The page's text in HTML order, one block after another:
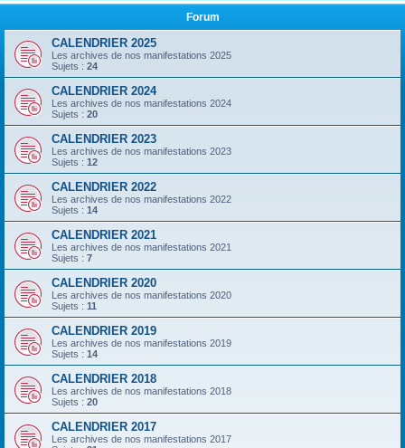
Forum
CALENDRIER 2025
Les archives de nos manifestations 2025
Sujets : 24
CALENDRIER 2024
Les archives de nos manifestations 2024
Sujets : 20
CALENDRIER 2023
Les archives de nos manifestations 2023
Sujets : 12
CALENDRIER 2022
Les archives de nos manifestations 2022
Sujets : 14
CALENDRIER 2021
Les archives de nos manifestations 2021
Sujets : 7
CALENDRIER 2020
Les archives de nos manifestations 2020
Sujets : 11
CALENDRIER 2019
Les archives de nos manifestations 2019
Sujets : 14
CALENDRIER 2018
Les archives de nos manifestations 2018
Sujets : 20
CALENDRIER 2017
Les archives de nos manifestations 2017